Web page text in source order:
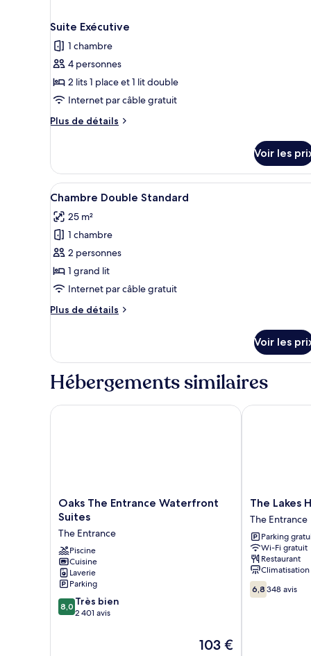
Suite Exécutive
1 chambre
4 personnes
2 lits 1 place et 1 lit double
Internet par câble gratuit
Plus de détails
Plus
le
type
de
Suite
Exécutive
Voir les
Afficher
toutes
les
photos
pour
ce
type
chambre :
Standard
Une chambre d’hôtel avec
4
Chambre Double Standard
25 m²
1 chambre
2 personnes
1 grand lit
Internet par câble gratuit
Plus de détails
Plus
le
type
de
Chambre
Voir les
Hébergements similaires
Oaks
The
Waterfront
Suites
The
Entrance
Oaks The Entrance Waterfront
Suites
The Entrance
Piscine
Cuisine
Laverie
Parking
8.0
sur
8,0 Très bien
2 401 avis
Le
103 €
Oaks The Entrance Waterfront Suites
The
Lakes
Hotel
The
Entrance
The Lakes
The Entrance
Parking
Wi-Fi gratuit
Restaurant
Climatisation
6.8
sur
6,8 348 avis
The Lakes